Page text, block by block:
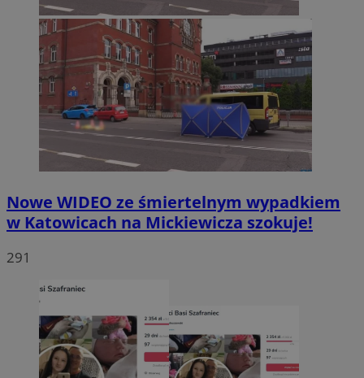
Nowe WIDEO ze śmiertelnym wypadkiem
w Katowicach na Mickiewicza szokuje!
291